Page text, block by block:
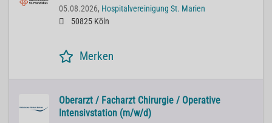
05.08.2026, Hospitalvereinigung St. Marien
50825 Köln
Merken
Oberarzt / Facharzt Chirurgie / Operative
Intensivstation (m/w/d)